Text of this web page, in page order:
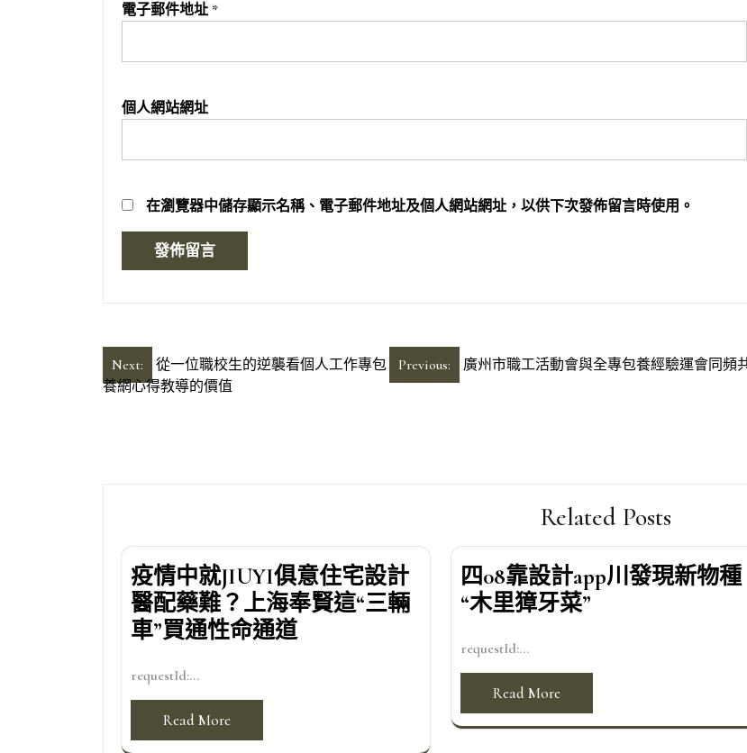
電子郵件地址 *
個人網站網址
在瀏覽器中儲存顯示名稱、電子郵件地址及個人網站網址，以供下次發佈留言時使用。
文
章
Previous: 廣州市職工活動會與全專包養經驗運會同頻
Next:
從一位職校生的逆襲看個人工作專包
養網心得教導的價值
Related Posts
疫情中就JIUYI俱意住宅設計
醫配藥難？上海奉賢這“三輛
車”買通性命通道
requestId:...
Read More
四08靠設計app川發現新物種
“木里獐牙菜”
requestId:...
Read More